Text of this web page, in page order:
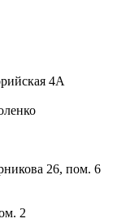
4А
26, пом. 6
2